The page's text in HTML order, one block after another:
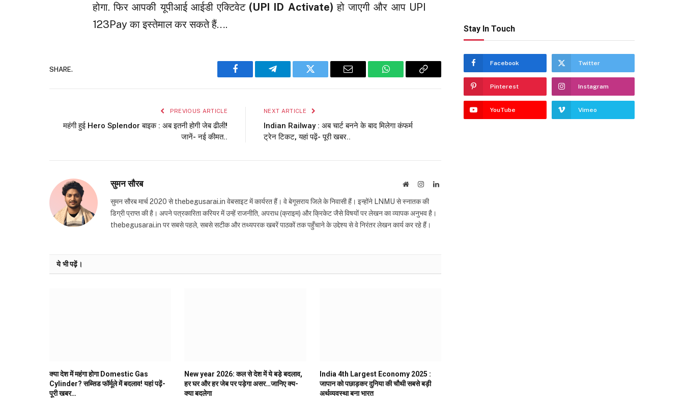
होगा. फिर आपकी यूपीआई आईडी एक्टिवेट(UPI ID Activate)हो जाएगी और आप UPI
123Pay का इस्तेमाल कर सकते हैं….
SHARE.
Facebook Telegram Twitter Email WhatsAppCopy
PREVIOUS ARTICLE
महंगी हुई Hero Splendor बाइक : अब इतनी होगी जेब ढीली!
जानें- नई कीमत..
NEXT ARTICLE
Indian Railway : अब चार्ट बनने के बाद मिलेगा कंफर्म
ट्रेन टिकट, यहां पढ़ें- पूरी खबर..
सुमन सौरब WebsiteInstagramLinkedIn
सुमन सौरब मार्च 2020 से thebegusarai.in वेबसाइट में कार्यरत हैं। वे बेगूसराय जिले के निवासी हैं। इन्होंने LNMU से स्नातक की
डिग्री प्राप्त की है। अपने पत्रकारिता करियर में उन्हें राजनीति, अपराध (क्राइम) और क्रिकेट जैसे विषयों पर लेखन का व्यापक अनुभव है।
thebegusarai.in पर सबसे पहले, सबसे सटीक और तथ्यपरक खबरें पाठकों तक पहुँचाने के उद्देश्य से वे निरंतर लेखन कार्य कर रहे हैं।
ये भी पढ़ें।
क्या देश में महंगा होगा Domestic Gas
Cylinder? सब्सिड फॉर्मूले में बदलाव! यहां पढ़ें-
पूरी खबर…
New year 2026: कल से देश में ये बडे़ बदलाव,
हर घर और हर जेब पर पड़ेगा असर…जानिए क्य-
क्या बदलेगा
India 4th Largest Economy 2025 :
जापान को पछाड़कर दुनिया की चौथी सबसे बड़ी
अर्थव्यवस्था बना भारत
Stay In Touch
Facebook Twitter
Pinterest Instagram
YouTube Vimeo